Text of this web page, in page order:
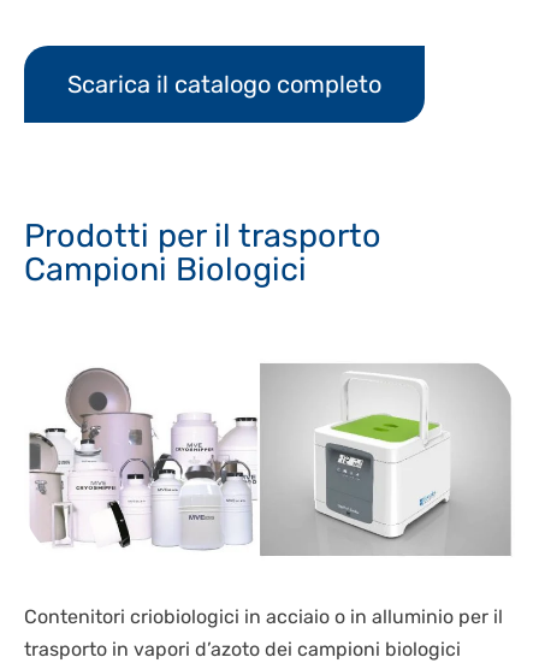
Scarica il catalogo completo
Prodotti per il trasporto
Campioni Biologici
Contenitori criobiologici in acciaio o in alluminio per il
trasporto in vapori d’azoto dei campioni biologici